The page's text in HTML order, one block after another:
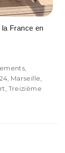
France en
,
, Marseille,
, Treizième